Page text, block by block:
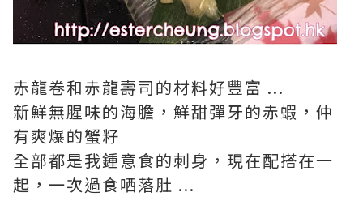
赤龍卷和赤龍壽司的材料好豐富 ...
新鮮無腥味的海膽，鮮甜彈牙的赤蝦，仲
有爽爆的蟹籽
全部都是我鍾意食的刺身，現在配搭在一
起，一次過食哂落肚 ...